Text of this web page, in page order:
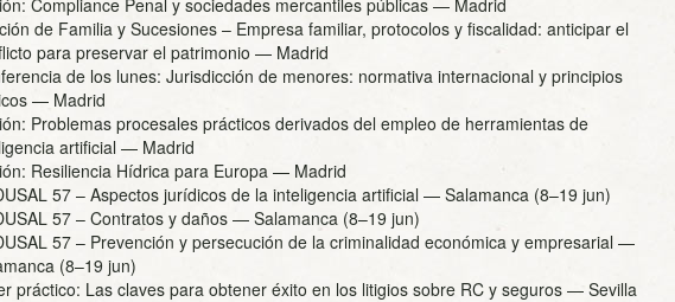
Compliance Penal y sociedades mercantiles públicas — Madrid
de Familia y Sucesiones – Empresa familiar, protocolos y fiscalidad: anticipar el
para preservar el patrimonio — Madrid
de los lunes: Jurisdicción de menores: normativa internacional y principios
— Madrid
Problemas procesales prácticos derivados del empleo de herramientas de
artificial — Madrid
Resiliencia Hídrica para Europa— Madrid
57 – Aspectos jurídicos de la inteligencia artificial — Salamanca (8–19 jun)
57 – Contratos y daños — Salamanca (8–19 jun)
57 – Prevención y persecución de la criminalidad económica y empresarial —
(8–19 jun)
práctico: Las claves para obtener éxito en los litigios sobre RC y seguros — Sevilla